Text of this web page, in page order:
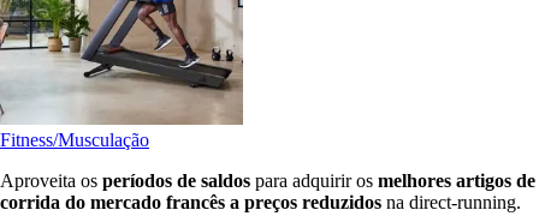
Fitness/Musculação
Aproveita os períodos de saldos para adquirir os melhores artigos de
corrida do mercado francês a preços reduzidos na direct-running.